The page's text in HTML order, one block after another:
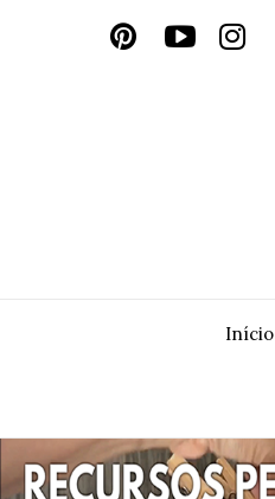
Início